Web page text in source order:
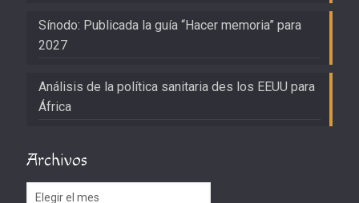
Sínodo: Publicada la guía “Hacer memoria” para
2027
Análisis de la política sanitaria des los EEUU para
África
Archivos
Archivos